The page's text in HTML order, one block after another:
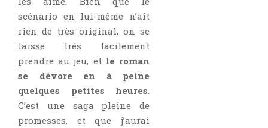
scénario en lui-même n’ait
rien de très original, on se
laisse très facilement
prendre au jeu, et le roman
se dévore en à peine
quelques petites heures
C’est une saga pleine de
promesses, et que j’aurai